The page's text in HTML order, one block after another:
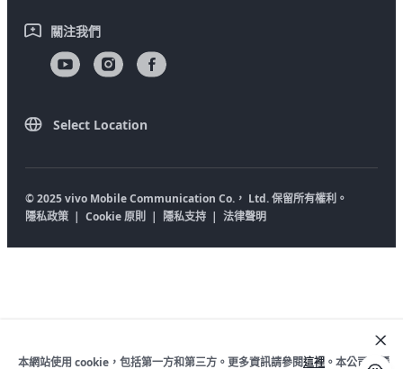
維修進度查詢
產品保固說明
關注我們
Select Location
© 2025 vivo Mobile Communication Co.， Ltd. 保留所有權利。
隱私政策 | Cookie 原則 | 隱私支持 | 法律聲明
本網站使用 cookie，包括第一方和第三方。更多資訊請參閱這裡 。本公司的隱